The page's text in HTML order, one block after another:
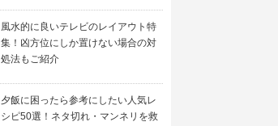
風水的に良いテレビのレイアウト特
集！凶方位にしか置けない場合の対
処法もご紹介
夕飯に困ったら参考にしたい人気レ
シピ50選！ネタ切れ・マンネリを救